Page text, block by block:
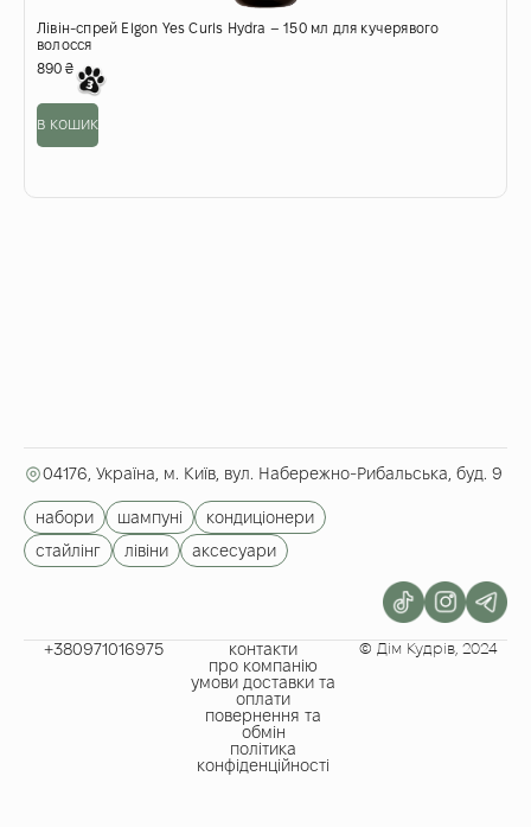
Лівін-спрей Elgon Yes Curls Hydra – 150 мл для кучерявого
волосся
890 ₴
в кошик
04176, Україна, м. Київ, вул. Набережно-Рибальська, буд. 9
набори шампуні
кондиціонери
стайлінг
лівіни аксесуари
+380971016975​
контакти
про компанію
умови доставки та
оплати
повернення та
обмін
політика
конфіденційності
© Дім Кудрів, 2024